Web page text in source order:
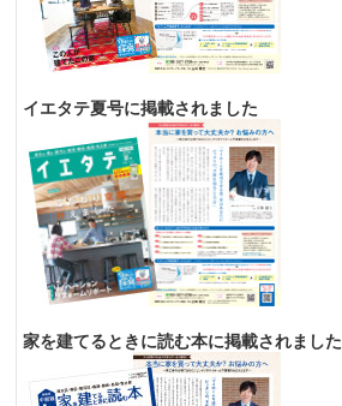
イエタテ夏号に掲載されました
家を建てるときに読む本に掲載されました